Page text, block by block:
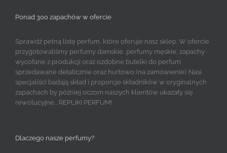
Ponad 300 zapachów w ofercie
Sprawdź pełną listę perfum, które oferuje nasz sklep. W ofercie
przygotowaliśmy perfumy damskie, perfumy męskie, zapachy
wycofane z produkcji oraz ozdobne butelki do perfum
sprzedawane detalicznie oraz hurtowo (na zamówienie). Nasi
specjaliści badają skład i proporcje składników w oryginalnych
zapachach by później oczom naszych klientów ukazały się
rewolucyjne... REPLIKI PERFUM!
Dlaczego nasze perfumy?